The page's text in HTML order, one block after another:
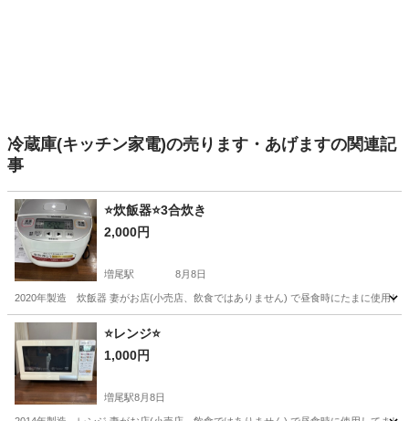
冷蔵庫(キッチン家電)の売ります・あげますの関連記
事
⭐️炊飯器⭐️3合炊き
2,000円
増尾駅 8月8日
2020年製造 炊飯器 妻がお店(小売店、飲食ではありません) で昼食時にたまに使用し
千葉 柏市
⭐️レンジ⭐️
1,000円
増尾駅8月8日